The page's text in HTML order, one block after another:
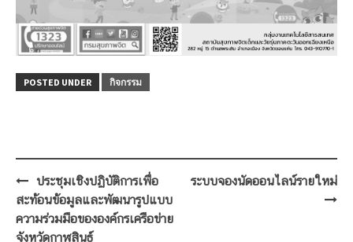
POSTED UNDER กิจกรรม
Post
navigation
ประชุมเชิงปฏิบัติการเพื่อ
สะท้อนข้อมูลและพัฒนารูปแบบ
ความร่วมมือขององค์กรเครือข่าย
จังหวัดกาฬสินธุ์
ระบบจองนัดออนไลน์รายใหม่